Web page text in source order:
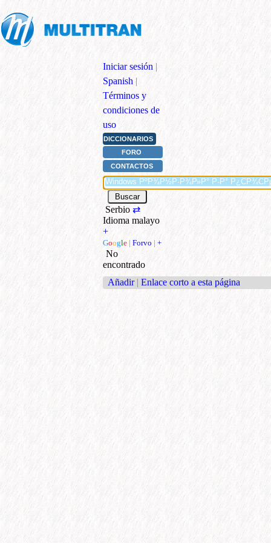
Iniciar sesión |
Spanish |
Términos y
condiciones de
uso
DICCIONARIOS
FORO
CONTACTOS
Serbio ⇄
Idioma malayo
+
Google | Forvo | +
No
encontrado
Añadir | Enlace corto a esta página